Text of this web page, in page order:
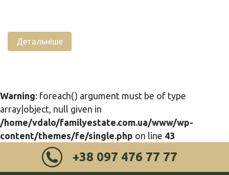
Детальніше
Warning: foreach() argument must be of type
array|object, null given in
/home/vdalo/familyestate.com.ua/www/wp-
content/themes/fe/single.php on line 43
+38 097 476 77 77